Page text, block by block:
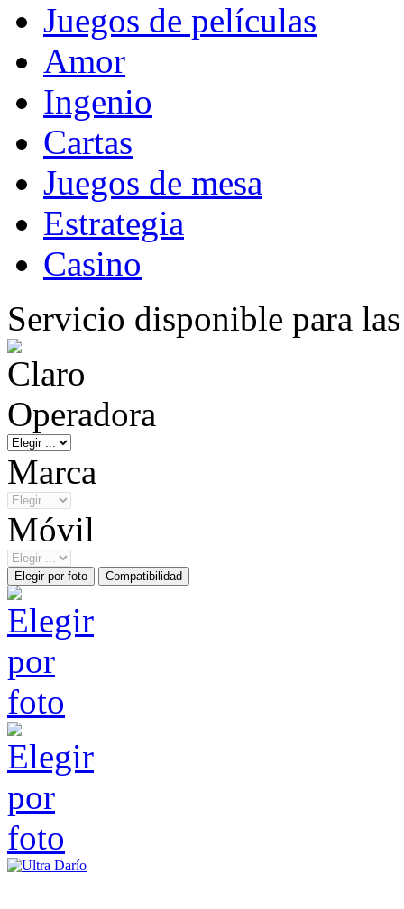
Juegos de películas
Amor
Ingenio
Cartas
Juegos de mesa
Estrategia
Casino
Servicio disponible para
Operadora
Marca
Móvil